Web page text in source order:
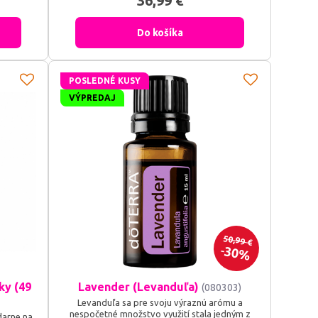
prúd
aby okolo teba vytvorila nepreniknuteľné pole
vlastnú, neskreslenú silu...
Do košíka
(49
50,99 €
30%
POSLEDNÉ KUSY
VÝPREDAJ
Lavender (Levanduľa) (080303)
Levanduľa sa pre svoju výraznú arómu a
nespočetné množstvo využití stala jedným z